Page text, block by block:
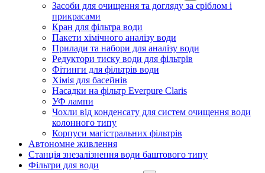
Засоби для очищення та догляду за сріблом і
прикрасами
Кран для фільтра води
Пакети хімічного аналізу води
Прилади та набори для аналізу води
Редуктори тиску води для фільтрів
Фітинги для фільтрів води
Хімія для басейнів
Насадки на фільтр Everpure Claris
УФ лампи
Чохли від конденсату для систем очищення води
колонного типу
Корпуси магістральних фільтрів
Автономне живлення
Станція знезалізнення води баштового типу
Фільтри для води